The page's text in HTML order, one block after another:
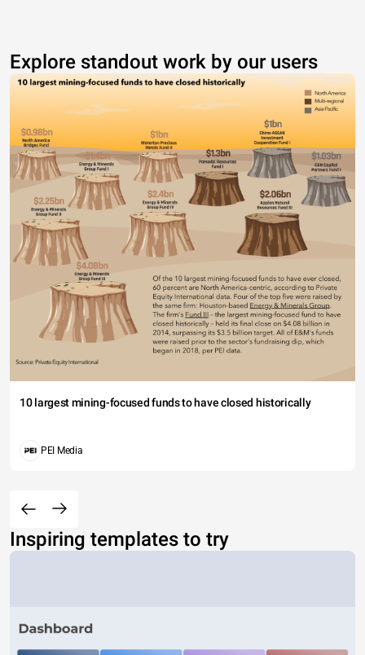
Explore standout work by our users
10 largest mining-focused funds to have closed historically
PEI Media
Inspiring templates to try